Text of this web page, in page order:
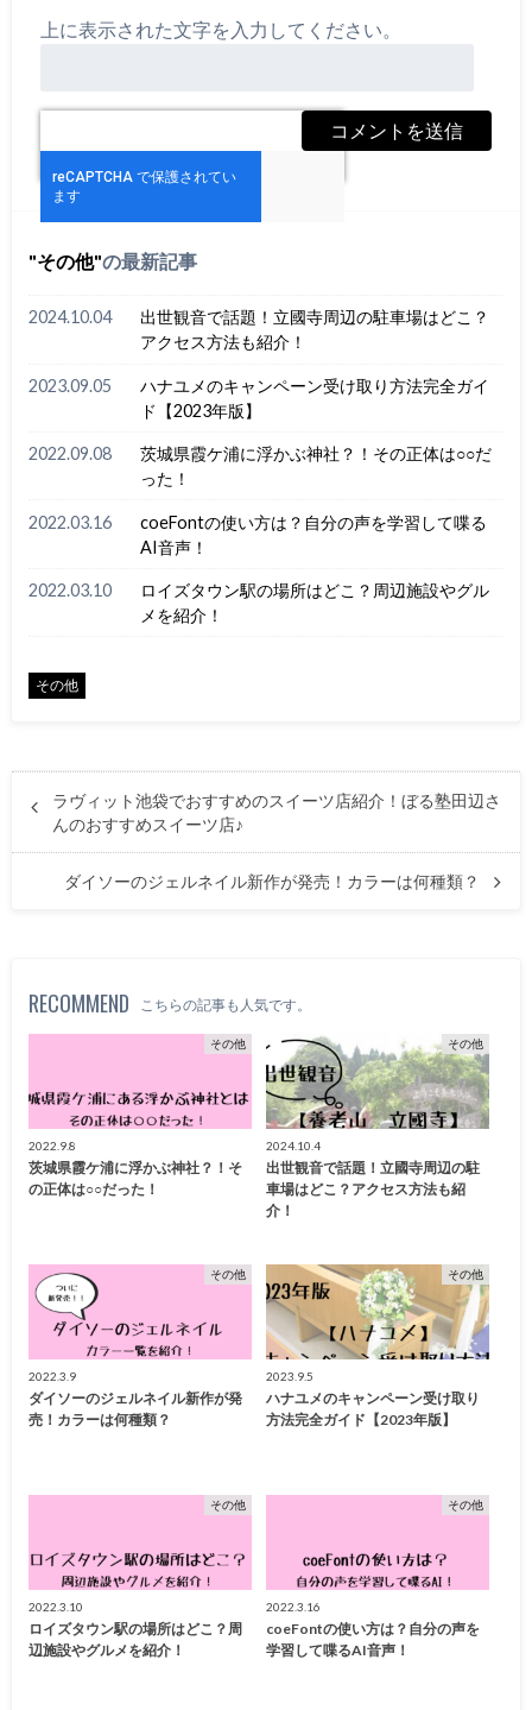
上に表示された文字を入力してください。
その他 の最新記事
2024.10.04
出世観音で話題！立國寺周辺の駐車場はどこ？
アクセス方法も紹介！
2023.09.05
ハナユメのキャンペーン受け取り方法完全ガイ
ド【2023年版】
2022.09.08
茨城県霞ケ浦に浮かぶ神社？！その正体は○○だ
った！
2022.03.16
coeFontの使い方は？自分の声を学習して喋る
AI音声！
2022.03.10
ロイズタウン駅の場所はどこ？周辺施設やグル
メを紹介！
その他
ラヴィット池袋でおすすめのスイーツ店紹介！ぼる塾田辺さ
んのおすすめスイーツ店♪
ダイソーのジェルネイル新作が発売！カラーは何種類？
RECOMMEND こちらの記事も人気です。
その他
2022.9.8
茨城県霞ケ浦に浮かぶ神社？！そ
の正体は○○だった！
その他
2024.10.4
出世観音で話題！立國寺周辺の駐
車場はどこ？アクセス方法も紹
介！
その他
2022.3.9
ダイソーのジェルネイル新作が発
売！カラーは何種類？
その他
2023.9.5
ハナユメのキャンペーン受け取り
方法完全ガイド【2023年版】
その他
2022.3.10
ロイズタウン駅の場所はどこ？周
辺施設やグルメを紹介！
その他
2022.3.16
coeFontの使い方は？自分の声を
学習して喋るAI音声！